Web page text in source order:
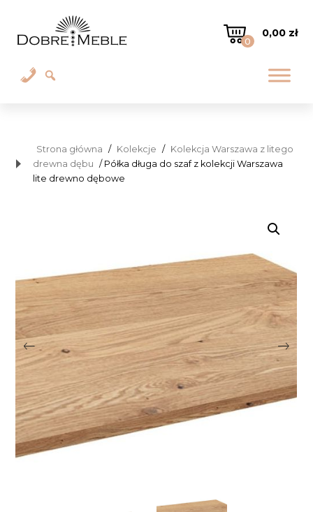
0
0,00 zł
Strona główna / Kolekcje / Kolekcja Warszawa z litego
drewna dębu / Półka długa do szaf z kolekcji Warszawa
lite drewno dębowe